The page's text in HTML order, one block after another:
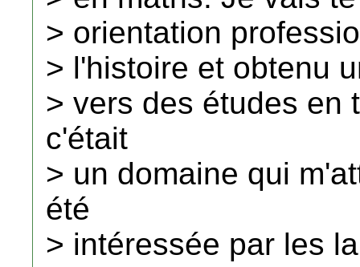
> orientation
> l'histoire et obtenu
> vers des études en
c'était
> un domaine qui
été
> intéressée par les